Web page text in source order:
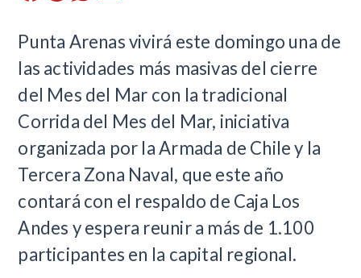
Punta Arenas vivirá este domingo una de
las actividades más masivas del cierre
del Mes del Mar con la tradicional
Corrida del Mes del Mar, iniciativa
organizada por la Armada de Chile y la
Tercera Zona Naval, que este año
contará con el respaldo de Caja Los
Andes y espera reunir a más de 1.100
participantes en la capital regional.